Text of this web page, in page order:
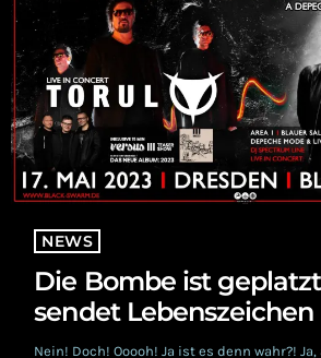
NEWS
Die Bombe ist
sendet Lebenszeichen
Nein! Doch! Ooooh! Ja ist es denn wahr?!